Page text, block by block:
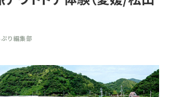
り編集部